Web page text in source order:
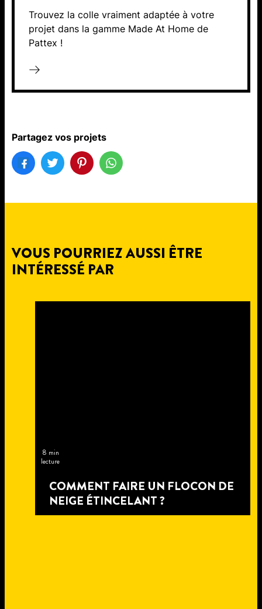
Trouvez la colle vraiment adaptée à votre
projet dans la gamme Made At Home de
Pattex !
Partagez vos projets
VOUS POURRIEZ AUSSI ÊTRE
INTÉRESSÉ PAR
8 min
lecture
COMMENT FAIRE UN FLOCON DE
NEIGE ÉTINCELANT ?